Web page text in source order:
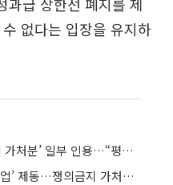
없다는 입장을 유지하
일부 인용…“평시 수준 유지”
법원, 삼성바이오 노조 ‘전면 파업’ 제동…쟁의금지 가처분 일부 인용